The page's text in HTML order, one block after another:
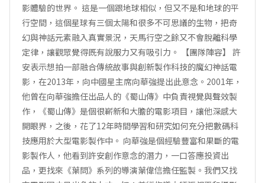
影體驗的世界。 這是一個跟地球相似，但又不是和地球的平
行空間，這個星球有三個太陽和很多不可思議的生物，把奇
幻與神話元素融入真實景況，天馬行空之餘又不會脫離科學
定律，讓觀眾覺得既有說服力又有吸引力。 【團隊陣容】 許
安表示想拍一部融合傳統故事與創新製作科技的魔幻神話電
影，在2013年，向中國星主席向華強提出此意念。2001年，
他曾在向華強擔任出品人的《蜀山傳》中負責視覺與聲效製
作，《蜀山傳》是個很嶄新和大膽的電影項目，讓他深感大
開眼界，之後，花了12年時間學習和研究如何充分把數碼科
技應用於大型電影製作中。 向華強是個經驗豐富和果斷的電
影製作人，他看到許安創作意念的潛力，一口答應投資出
品，更找來《葉問》系列的導演葉偉信擔任監製。我們又找